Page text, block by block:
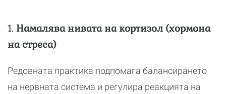
1. Намалява нивата на кортизол (хормона
на стреса)
Редовната практика подпомага балансирането
на нервната система и регулира реакцията на